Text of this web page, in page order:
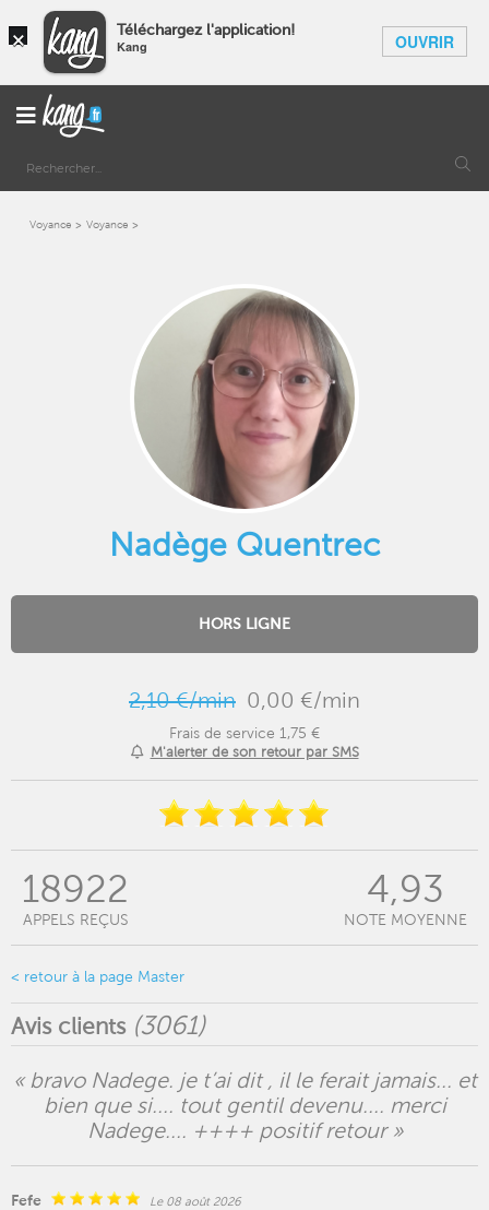
× Téléchargez l'application!
Kang OUVRIR
Voyance Voyance
Nadège Quentrec
HORS LIGNE
2,10 €/min 0,00 €/min
Frais de service 1,75 €
M'alerter de son retour par SMS
18922
APPELS REÇUS
4,93
NOTE MOYENNE
< retour à la page Master
Avis clients (3061)
« bravo Nadege. je t’ai dit , il le ferait jamais... et
bien que si.... tout gentil devenu.... merci
Nadege.... ++++ positif retour »
Fefe Le 08 août 2026